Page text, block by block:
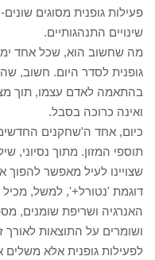
פעילות גופנית מסוגים שונים- 30 דקות לפחות 4 פעמים בשבוע.
שינויים התנהגותיים.
מה שחשוב הוא, שכל אחד
גופנית לסדר היום. חשוב,
בהתאמה לאדם עצמו, תוך
ואינה כרוכה בסבל.
כיום, אחד ה'שחקנים
תוספי המזון. מתוך נסיוני,
שצויינו לעיל מאפשר להפוך
דוגמת 'נטורל+', למשל,
האנרגיה ושריפת שומנים,
ושומרים על התוצאות לאורך
לפעילות גופנית אלא